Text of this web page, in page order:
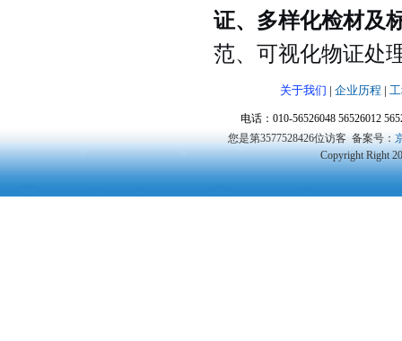
证、多样化检材及
范、可视化物证处
关于我们 | 企业历程 |
电话：010-56526048 56526012
您是第3577528426位访客 备案号：
Copyright Right